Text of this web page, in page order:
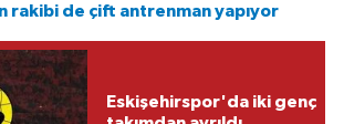
rakibi de çift antrenman yapıyor
Eskişehirspor'da iki genç